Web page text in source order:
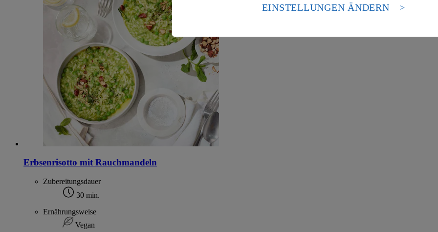
Erbsenrisotto mit Rauchmandeln
Zubereitungsdauer
30 min.
Ernährungsweise
Vegan
Risiko eines Zugriffs durch US-amerikanische Behörden.
EINSTELLUNGEN ÄNDERN